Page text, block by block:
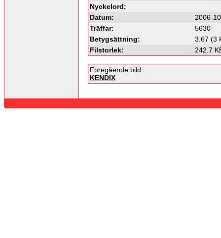
Nyckelord:
Datum:
2006-
Träffar:
5630
Betygsättning:
3.67 (3
Filstorlek:
242.7
Föregående bild:
KENDIX